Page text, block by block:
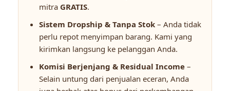
mitra GRATIS.
Sistem Dropship & Tanpa Stok – Anda tidak
perlu repot menyimpan barang. Kami yang
kirimkan langsung ke pelanggan Anda.
Komisi Berjenjang & Residual Income –
Selain untung dari penjualan eceran, Anda